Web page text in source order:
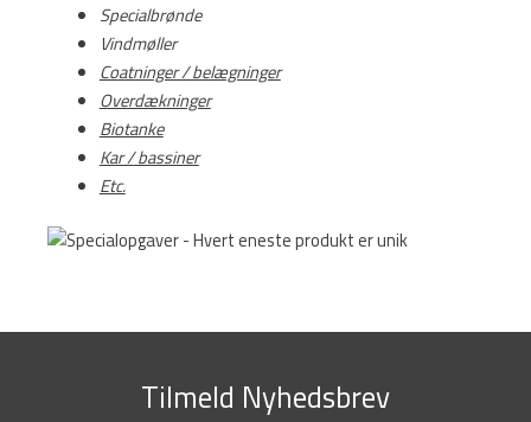
Specialbrønde
Vindmøller
Coatninger / belægninger
Overdækninger
Biotanke
Kar /bassiner
Etc.
Tilmeld Nyhedsbrev